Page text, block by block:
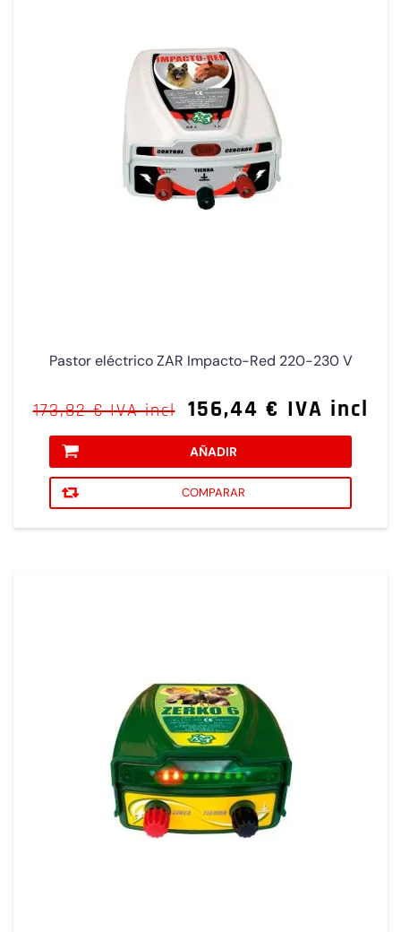
Pastor eléctrico ZAR Impacto-Red 220-230 V
173,82 € IVA incl 156,44 € IVA incl
AÑADIR
COMPARAR